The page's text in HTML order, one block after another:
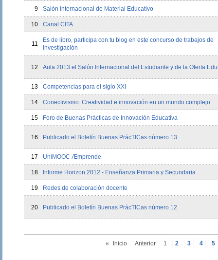
9 Salón Internacional de Material Educativo
10 Canal CITA
11
Es de libro, participa con tu blog en este concurso de trabajos de
investigación
12 Aula 2013 el Salón Internacional del Estudiante y de la Oferta
13 Competencias para el siglo XXI
14 Conectivismo: Creatividad e innovación en un mundo complejo
15 Foro de Buenas Prácticas de Innovación Educativa
16 Publicado el Boletín Buenas PrácTICas número 13
17 UniMOOC Æmprende
18 Informe Horizon 2012 - Enseñanza Primaria y Secundaria
19 Redes de colaboración docente
20 Publicado el Boletín Buenas PrácTICas número 12
« Inicio Anterior 1 2 3 4 5